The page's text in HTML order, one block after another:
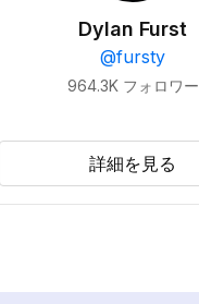
Dylan Furst
@fursty
964.3K フォロワー
詳細を見る